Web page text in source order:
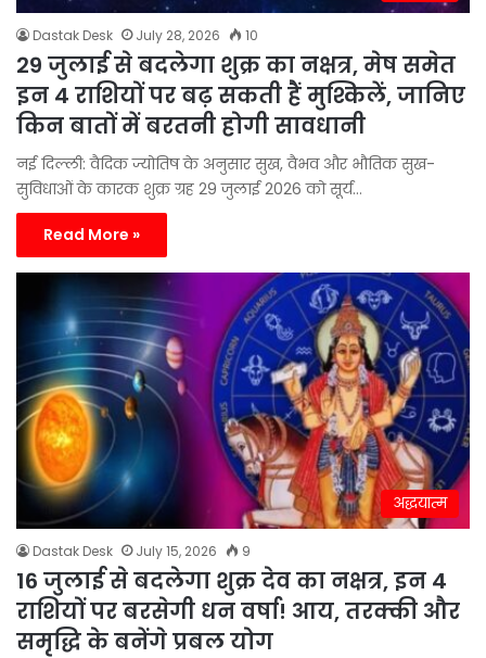
Dastak Desk July 28, 2026 10
29 जुलाई से बदलेगा शुक्र का नक्षत्र, मेष समेत
इन 4 राशियों पर बढ़ सकती हैं मुश्किलें, जानिए
किन बातों में बरतनी होगी सावधानी
नई दिल्ली: वैदिक ज्योतिष के अनुसार सुख, वैभव और भौतिक सुख-
सुविधाओं के कारक शुक्र ग्रह 29 जुलाई 2026 को सूर्य…
Read More »
अद्धयात्म
Dastak Desk July 15, 2026 9
16 जुलाई से बदलेगा शुक्र देव का नक्षत्र, इन 4
राशियों पर बरसेगी धन वर्षा! आय, तरक्की और
समृद्धि के बनेंगे प्रबल योग